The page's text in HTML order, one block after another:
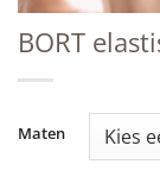
BORT
Maten